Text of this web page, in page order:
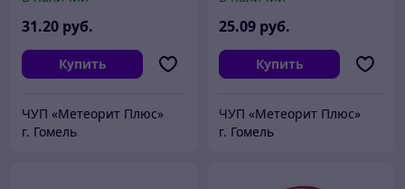
31.20 руб.
Купить
ЧУП «Метеорит Плюс»
г. Гомель
25.09 руб.
Купить
ЧУП «Метеорит Плюс»
г. Гомель